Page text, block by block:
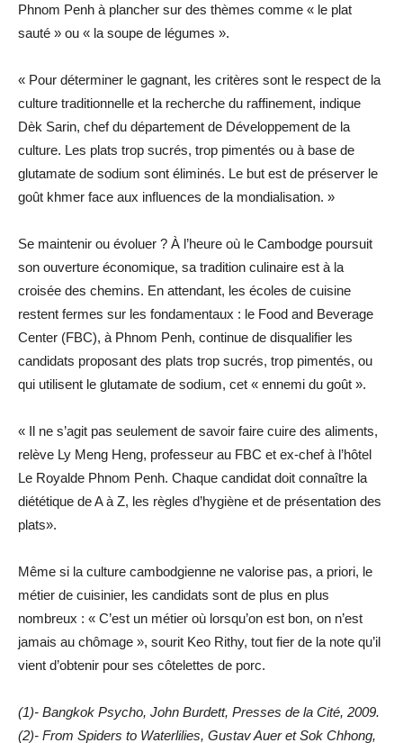
Phnom Penh à plancher sur des thèmes comme « le plat
sauté » ou « la soupe de légumes ».
« Pour déterminer le gagnant, les critères sont le respect de la
culture traditionnelle et la recherche du raffinement, indique
Dèk Sarin, chef du département de Développement de la
culture. Les plats trop sucrés, trop pimentés ou à base de
glutamate de sodium sont éliminés. Le but est de préserver le
goût khmer face aux influences de la mondialisation. »
Se maintenir ou évoluer ? À l’heure où le Cambodge poursuit
son ouverture économique, sa tradition culinaire est à la
croisée des chemins. En attendant, les écoles de cuisine
restent fermes sur les fondamentaux : le Food and Beverage
Center (FBC), à Phnom Penh, continue de disqualifier les
candidats proposant des plats trop sucrés, trop pimentés, ou
qui utilisent le glutamate de sodium, cet « ennemi du goût ».
« Il ne s’agit pas seulement de savoir faire cuire des aliments,
relève Ly Meng Heng, professeur au FBC et ex-chef à l’hôtel
Le Royalde Phnom Penh. Chaque candidat doit connaître la
diététique de A à Z, les règles d’hygiène et de présentation des
plats».
Même si la culture cambodgienne ne valorise pas, a priori, le
métier de cuisinier, les candidats sont de plus en plus
nombreux : « C’est un métier où lorsqu’on est bon, on n’est
jamais au chômage », sourit Keo Rithy, tout fier de la note qu’il
vient d’obtenir pour ses côtelettes de porc.
(1)- Bangkok Psycho, John Burdett, Presses de la Cité, 2009.
(2)- From Spiders to Waterlilies, Gustav Auer et Sok Chhong,